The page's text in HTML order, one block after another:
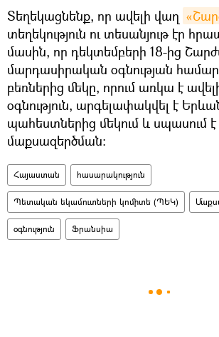
Տեղեկացնենք, որ ավելի վաղ
տեղեկություն ու տեսանյութ էր
մասին, որ դեկտեմբերի 18-ից
մարդասիրական օգնության
բեռներից մեկը, որում առկա է
օգնություն, արգելափակվել է
պահեստներից մեկում և սպասում է
մաքսազերծման:
Հայաստան հասարակություն
Պետական եկամուտների կոմիտե (ՊԵԿ)
օգնություն Ֆրանսիա